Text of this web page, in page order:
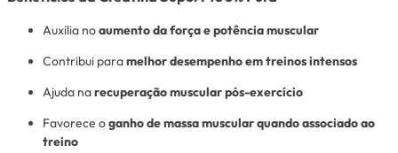
Auxilia noaumento da força e potência muscular
Contribui paramelhor desempenho em treinos intensos
Ajuda narecuperação muscular pós-exercício
Favorece oganho de massa muscular quando associado ao
treino